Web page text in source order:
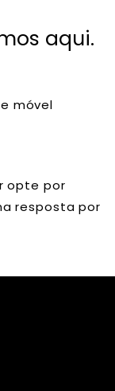
aqui.
móvel
opte por
resposta por